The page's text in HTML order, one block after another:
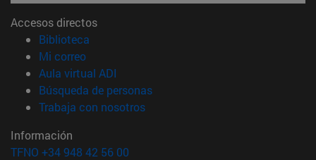
Accesos directos
Biblioteca
Mi correo(abre en nueva ventana)
Aula virtual ADI
Búsqueda de personas(abre en nueva ventana)
Trabaja con nosotros(abre en nueva ventana)
Información
TFNO +34 948 42 56 00